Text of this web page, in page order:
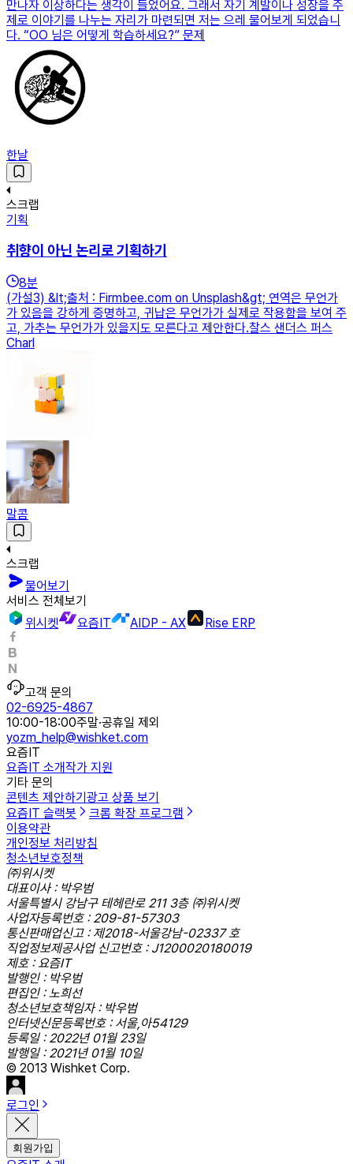
만나자 이상하다는 생각이 들었어요. 그래서 자기 계발이나 성장을 주
제로 이야기를 나누는 자리가 마련되면 저는 으레 물어보게 되었습니
다. “OO 님은 어떻게 학습하세요?” 문제
한날
스크랩
기획
취향이 아닌 논리로 기획하기
8분
(가설3) &lt;출처 : Firmbee.com on Unsplash&gt; 연역은 무언가
가 있음을 강하게 증명하고, 귀납은 무언가가 실제로 작용함을 보여 주
고, 가추는 무언가가 있을지도 모른다고 제안한다.찰스 샌더스 퍼스
Charl
말콤
스크랩
물어보기
서비스 전체보기
위시켓
요즘IT AIDP - AX Rise ERP
고객 문의
02-6925-4867
10:00-18:00주말·공휴일 제외
yozm_help@wishket.com
요즘IT
요즘IT 소개작가 지원
기타 문의
콘텐츠 제안하기 광고 상품 보기
요즘IT 슬랙봇
크롬 확장 프로그램
이용약관
개인정보 처리방침
청소년보호정책
㈜위시켓
대표이사 : 박우범
서울특별시 강남구 테헤란로 211 3층 ㈜위시켓
사업자등록번호 : 209-81-57303
통신판매업신고 : 제2018-서울강남-02337 호
직업정보제공사업 신고번호 : J1200020180019
제호 : 요즘IT
발행인 : 박우범
편집인 : 노희선
청소년보호책임자 : 박우범
인터넷신문등록번호 : 서울,아54129
등록일 : 2022년 01월 23일
발행일 : 2021년 01월 10일
© 2013 Wishket Corp.
로그인
회원가입